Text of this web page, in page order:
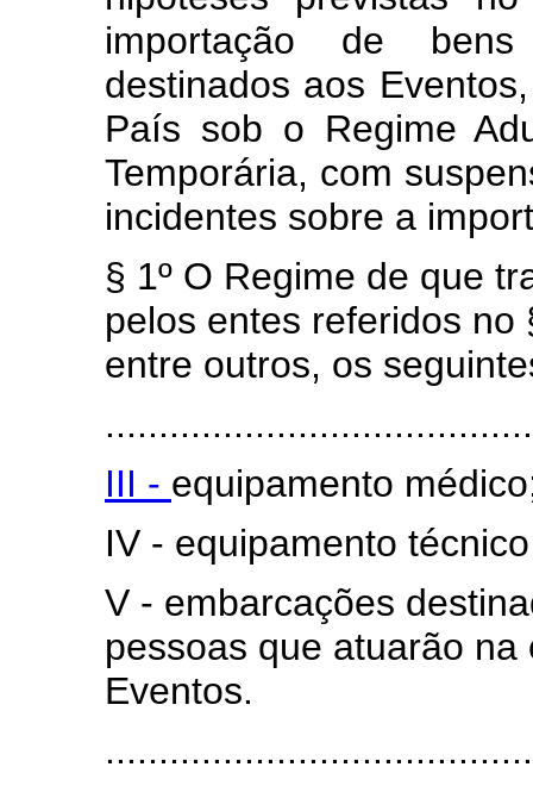
importação de
destinados aos
País sob o Regime
Temporária, com
incidentes sobre a
§ 1º O Regime de que
pelos entes referidos no
entre outros, os
III - equipamento
IV - equipamento
V - embarcações
pessoas que atuarão
Eventos.